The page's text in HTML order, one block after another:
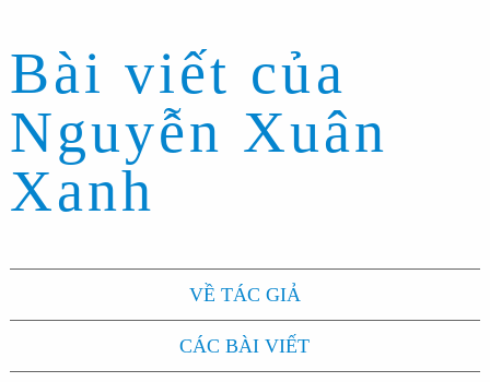
Bài viết của
Nguyễn Xuân
Xanh
VỀ TÁC GIẢ
CÁC BÀI VIẾT